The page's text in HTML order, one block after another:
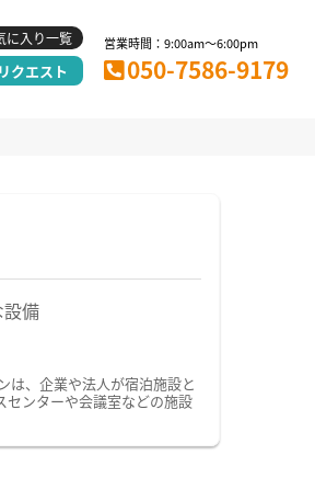
に入り一覧
クエスト
営業時間：9:00am～6:00pm
050-7586-9179
備
は、企業や法人が宿泊施設と
センターや会議室などの施設